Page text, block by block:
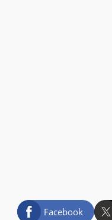
Facebook